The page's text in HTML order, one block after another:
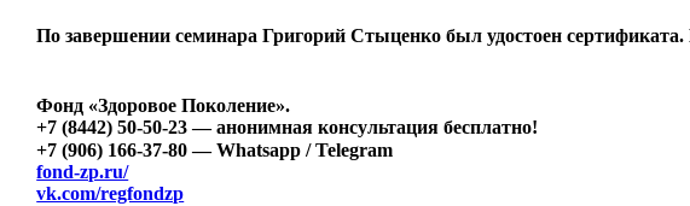
По завершении семинара Григорий Стыценко был удостоен
Фонд «Здоровое Поколение».
+7 (8442) 50-50-23 — анонимная консультация бесплатно!
+7 (906) 166-37-80 — Whatsapp / Telegram
fond-zp.ru/
vk.com/regfondzp